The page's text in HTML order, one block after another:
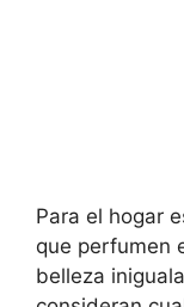
Para el hogar
que perfumen
belleza